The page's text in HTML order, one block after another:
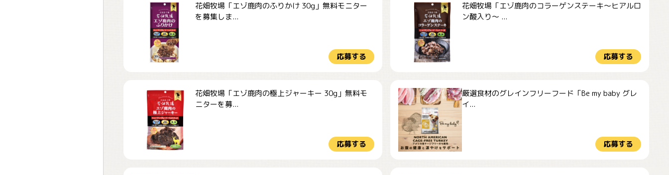
花畑牧場「エゾ鹿肉のふりかけ 30g」無料モニター
を募集しま...
応募する
花畑牧場「エゾ鹿肉のコラーゲンステーキ～ヒアルロ
ン酸入り～ ...
応募する
花畑牧場「エゾ鹿肉の極上ジャーキー 30g」無料モ
ニターを募...
応募する
厳選食材のグレインフリーフード「Be my baby グレ
イ...
応募する